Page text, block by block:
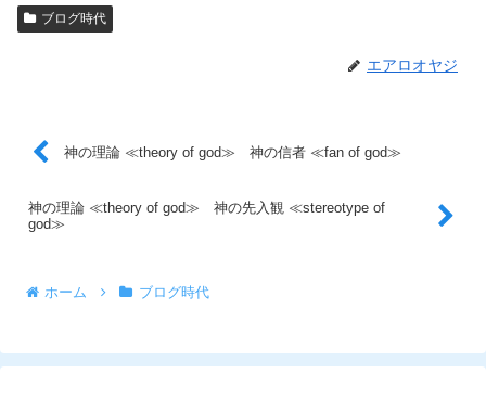
ブログ時代
エアロオヤジ
神の理論 ≪theory of god≫ 神の信者 ≪fan of god≫
神の理論 ≪theory of god≫ 神の先入観 ≪stereotype of
god≫
ホーム ブログ時代